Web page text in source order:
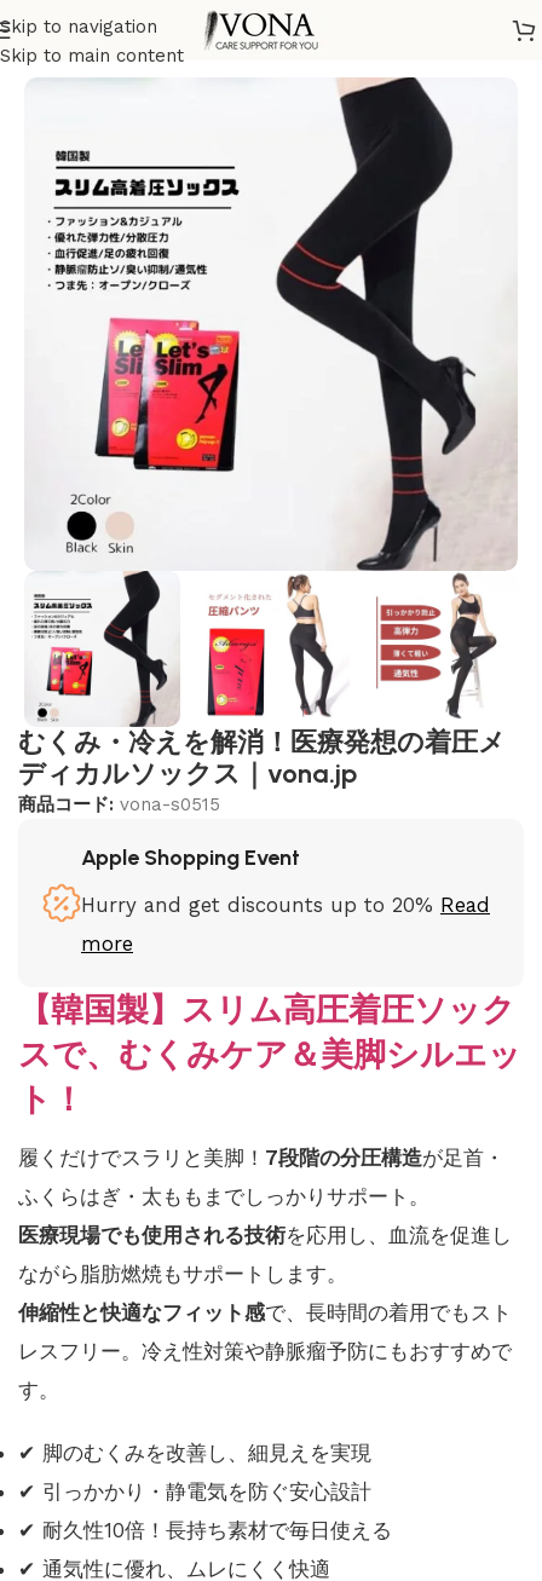
Skip to navigation
Skip to main content
ホーム/健康ケア/健康ソックス
むくみ・冷えを解消！医療発想の着圧メ
ディカルソックス｜vona.jp
商品コード: vona-s0515
Apple Shopping Event
Hurry and get discounts up to 20% Read
more
【韓国製】スリム高圧着圧ソック
スで、むくみケア＆美脚シルエッ
ト！
履くだけでスラリと美脚！ 7段階の分圧構造が足首・
ふくらはぎ・太ももまでしっかりサポート。
医療現場でも使用される技術を応用し、血流を促進し
ながら脂肪燃焼もサポートします。
伸縮性と快適なフィット感で、長時間の着用でもスト
レスフリー。冷え性対策や静脈瘤予防にもおすすめで
す。
✔ 脚のむくみを改善し、細見えを実現
✔ 引っかかり・静電気を防ぐ安心設計
✔ 耐久性10倍！長持ち素材で毎日使える
✔ 通気性に優れ、ムレにくく快適